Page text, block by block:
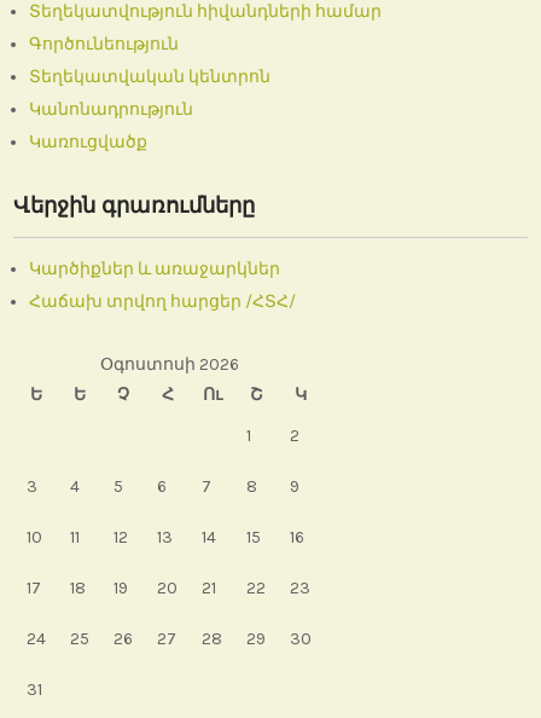
Տեղեկատվություն հիվանդների համար
Գործունեություն
Տեղեկատվական կենտրոն
Կանոնադրություն
Կառուցվածք
Վերջին գրառումները
Կարծիքներ և առաջարկներ
Հաճախ տրվող հարցեր /ՀՏՀ/
Օգոստոսի 2026
Ե
Ե Չ Հ Ու Շ
Կ
1
2
3 4 5 6 7 8 9
10 11 12 13 14 15 16
17 18 19 20 21 22 23
24 25 26 27 28 29 30
31